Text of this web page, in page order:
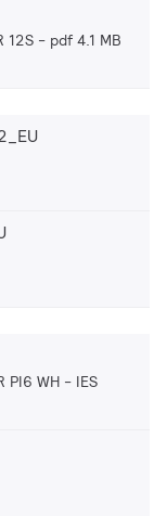
12S pdf 4.1 MB
PI6 WH IES